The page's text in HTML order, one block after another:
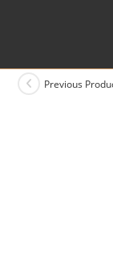
Previous